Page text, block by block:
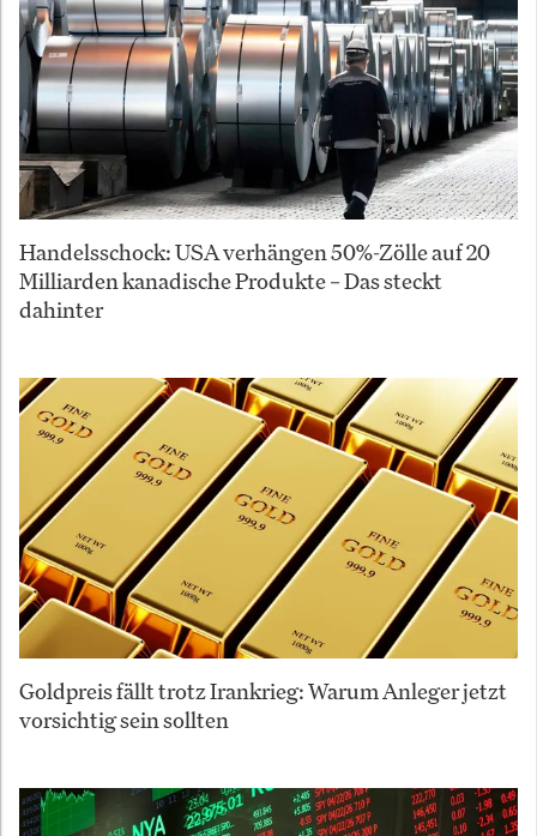
Handelsschock: USA verhängen 50%-Zölle auf 20
Milliarden kanadische Produkte – Das steckt
dahinter
Goldpreis fällt trotz Irankrieg: Warum Anleger jetzt
vorsichtig sein sollten